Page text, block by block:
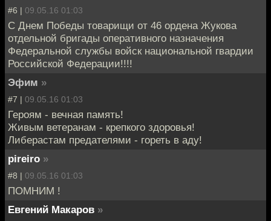
#6 | 09.05.16 01:03
С Днем Победы товарищи от 46 ордена Жукова
отдельной бригады оперативного назначения
Федеральной службы войск национальной гвардии
Российской Федерации!!!!
Эфим »
#7 | 09.05.16 01:03
Героям - вечная память!
Живым ветеранам - крепкого здоровья!
Либерастам предателями - гореть в аду!
pireiro »
#8 | 09.05.16 01:03
ПОМНИМ !
Евгений Макаров »